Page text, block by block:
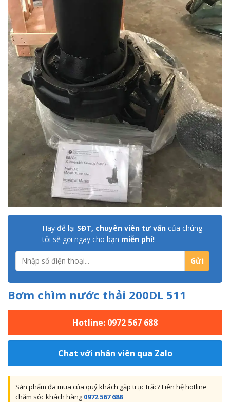
Hãy để lại SĐT, chuyên viên tư vấn của chúng
tôi sẽ gọi ngay cho bạn miễn phí!
Bơm chìm nước thải 200DL 511
Hotline: 0972 567 688
Chat với nhân viên qua Zalo
Sản phẩm đã mua của quý khách gặp trục trặc? Liên hệ hotline
chăm sóc khách hàng 0972 567 688